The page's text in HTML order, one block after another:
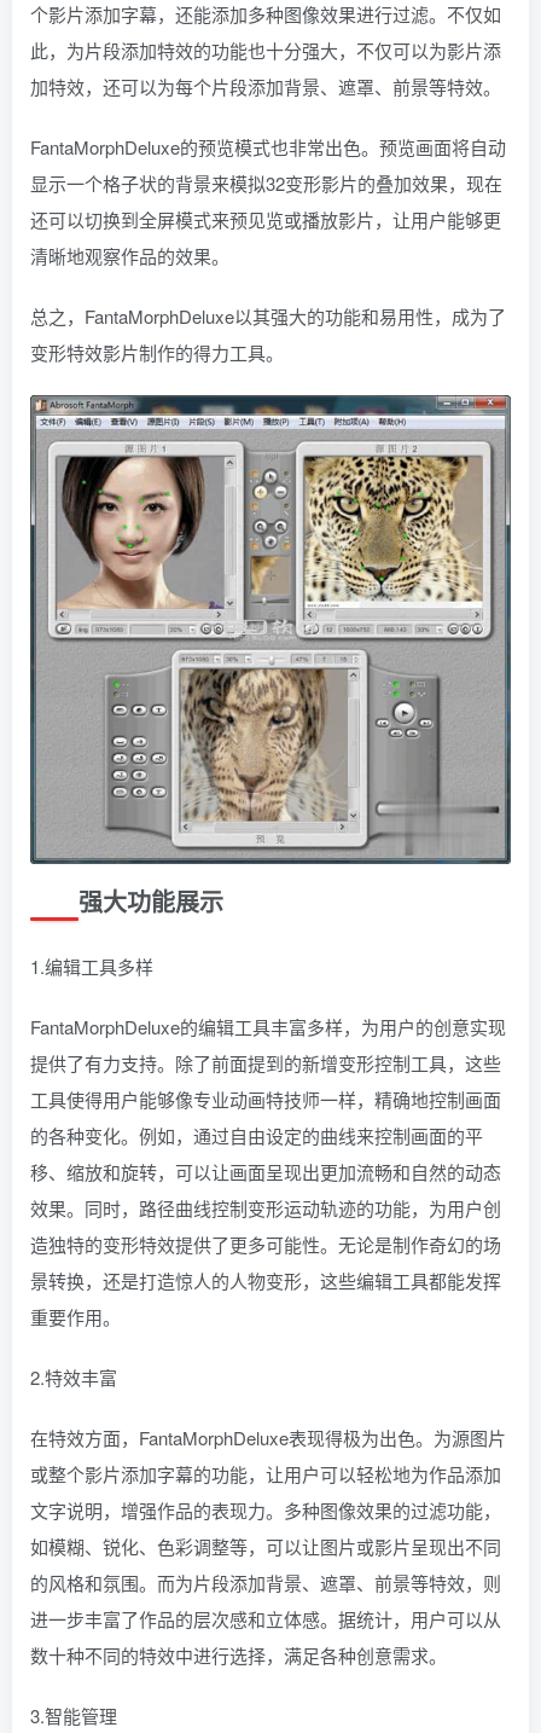
个影片添加字幕，还能添加多种图像效果进行过滤。不仅如
此，为片段添加特效的功能也十分强大，不仅可以为影片添
加特效，还可以为每个片段添加背景、遮罩、前景等特效。
FantaMorphDeluxe的预览模式也非常出色。预览画面将自动
显示一个格子状的背景来模拟32变形影片的叠加效果，现在
还可以切换到全屏模式来预见览或播放影片，让用户能够更
清晰地观察作品的效果。
总之，FantaMorphDeluxe以其强大的功能和易用性，成为了
变形特效影片制作的得力工具。
强大功能展示
1.编辑工具多样
FantaMorphDeluxe的编辑工具丰富多样，为用户的创意实现
提供了有力支持。除了前面提到的新增变形控制工具，这些
工具使得用户能够像专业动画特技师一样，精确地控制画面
的各种变化。例如，通过自由设定的曲线来控制画面的平
移、缩放和旋转，可以让画面呈现出更加流畅和自然的动态
效果。同时，路径曲线控制变形运动轨迹的功能，为用户创
造独特的变形特效提供了更多可能性。无论是制作奇幻的场
景转换，还是打造惊人的人物变形，这些编辑工具都能发挥
重要作用。
2.特效丰富
在特效方面，FantaMorphDeluxe表现得极为出色。为源图片
或整个影片添加字幕的功能，让用户可以轻松地为作品添加
文字说明，增强作品的表现力。多种图像效果的过滤功能，
如模糊、锐化、色彩调整等，可以让图片或影片呈现出不同
的风格和氛围。而为片段添加背景、遮罩、前景等特效，则
进一步丰富了作品的层次感和立体感。据统计，用户可以从
数十种不同的特效中进行选择，满足各种创意需求。
3.智能管理